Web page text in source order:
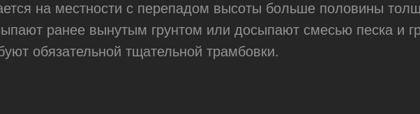
на местности с перепадом высоты больше половины
ранее вынутым грунтом или досыпают смесью песка и
обязательной тщательной трамбовки.